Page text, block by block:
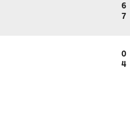
6
7
0
4